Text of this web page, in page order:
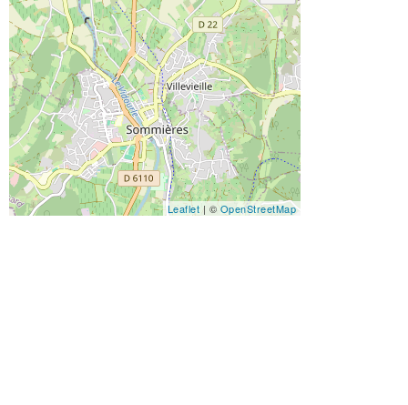
Leaflet | © OpenStreetMap